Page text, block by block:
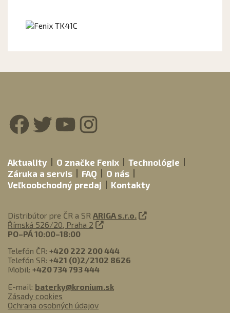
Facebook
Twitter
YouTube
Aktuality O značke Fenix
Technológie
Záruka a servis
FAQ
O nás
Veľkoobchodný predaj
Kontakty
Distribútor pre ČR a SR ARIGA s.r.o.
Římská 526/20, Praha 2
PO–PÁ 10:00–18:00
Telefón ČR: +420 222 200 444
Telefón SR: +421 (0)2/2102 8626
Mobil: +420 734 793 444
E-mail: baterky@kronium.sk
Zásady cookies
Ochrana osobných údajov